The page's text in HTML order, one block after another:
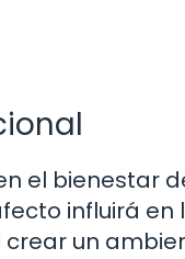
el bienestar
influirá
un